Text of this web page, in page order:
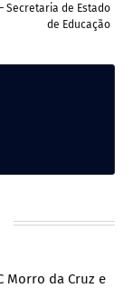
Secretaria de Estado
de Educação
Morro da Cruz e